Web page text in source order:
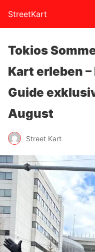
StreetKart
Tokios
Kart erleben
Guide
August
Street Kart